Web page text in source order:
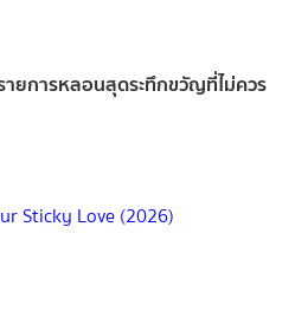
ยการหลอนสุดระทึกขวัญที่ไม่ควร